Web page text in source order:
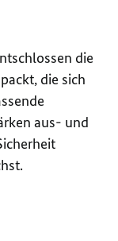
die
die sich
aus- und